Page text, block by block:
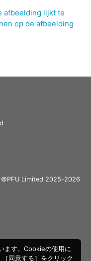
afbeelding lijkt te
op de afbeelding
©PFU Limited 2025-2026
ます。Cookieの使用に
同意する］をクリック